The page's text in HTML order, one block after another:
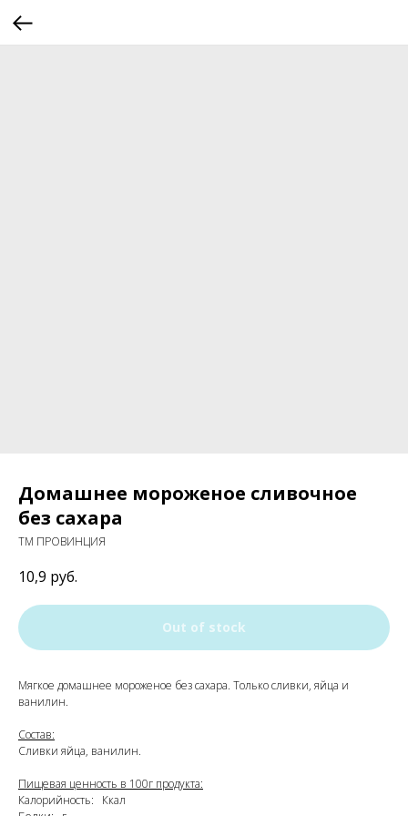
Домашнее мороженое сливочное
без сахара
ТМ ПРОВИНЦИЯ
10,9 руб.
Out of stock
Мягкое домашнее мороженое без сахара. Только сливки, яйца и
ванилин.
Состав:
Сливки яйца, ванилин.
Пищевая ценность в 100г продукта:
Калорийность: Ккал